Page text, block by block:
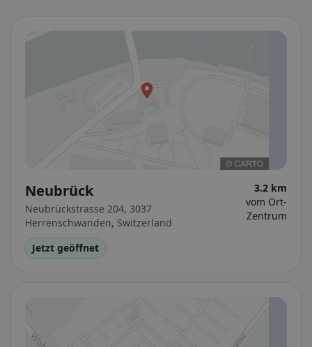
Neubrück
Neubrückstrasse 204, 3037
Herrenschwanden, Switzerland
3.2 km
vom Ort-
Zentrum
Jetzt geöffnet